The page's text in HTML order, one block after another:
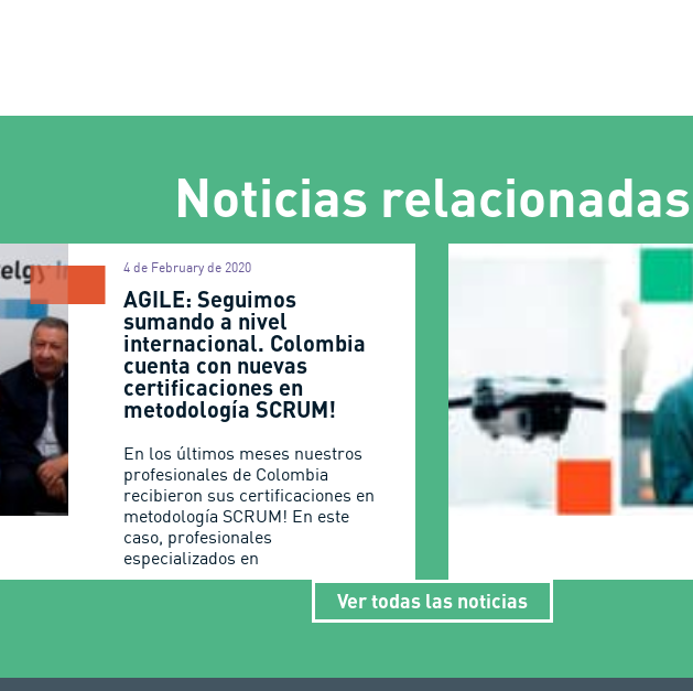
Noticias relacionadas
AGILE: Seguimos
sumando a nivel
internacional. Colombia
cuenta con nuevas
certificaciones en
metodología SCRUM!
4 de February de 2020
En los últimos meses nuestros
profesionales de Colombia
recibieron sus certificaciones en
metodología SCRUM! En este
caso, profesionales
especializados en
Ver todas las noticias